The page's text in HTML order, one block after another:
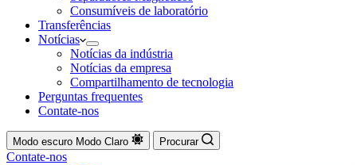
Consumíveis de laboratório
Transferências
Notícias
Notícias da indústria
Notícias da empresa
Compartilhamento de tecnologia
Perguntas frequentes
Contate-nos
Modo escuro Modo Claro Procurar
Contate-nos